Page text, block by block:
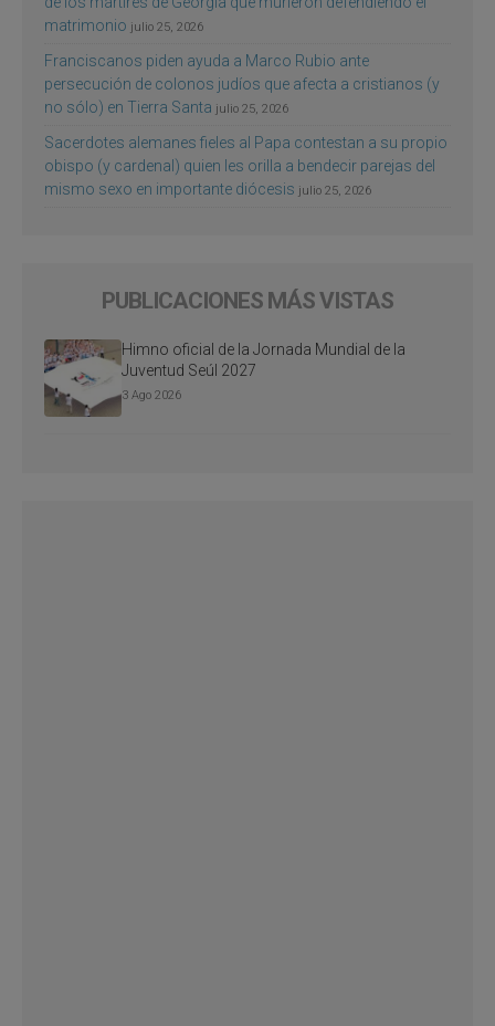
matrimonio julio 25, 2026
Franciscanos piden ayuda a Marco Rubio ante
persecución de colonos judíos que afecta a cristianos (y
no sólo) en Tierra Santa julio 25, 2026
Sacerdotes alemanes fieles al Papa contestan a su propio
obispo (y cardenal) quien les orilla a bendecir parejas del
mismo sexo en importante diócesis julio 25, 2026
PUBLICACIONES MÁS VISTAS
Himno oficial de la Jornada Mundial de la
Juventud Seúl 2027
3 Ago 2026